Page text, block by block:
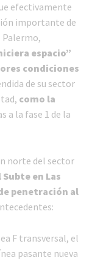
efectivamente
importante de
Palermo,
espacio”
condiciones
de su sector
como la
a la fase 1 de la
norte del sector
en Las
penetración al
F transversal, el
pasante nueva